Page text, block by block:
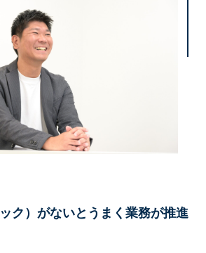
ク）がないとうまく業務が推進